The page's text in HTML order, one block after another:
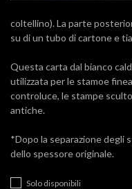
coltellino). La parte
su di un tubo di cartone e
Questa carta dal bianco
utilizzata per le stamoe
controluce, le stampe
antiche.
*Dopo la separazione degli
dello spessore originale.
Solo disponibili